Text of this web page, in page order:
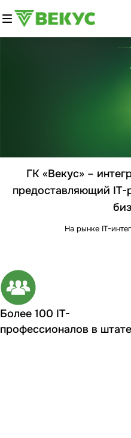
ГК «Векус» –
предоставляющий IT-
На рынке IT-
Более 100 IT-
профессионалов в штате